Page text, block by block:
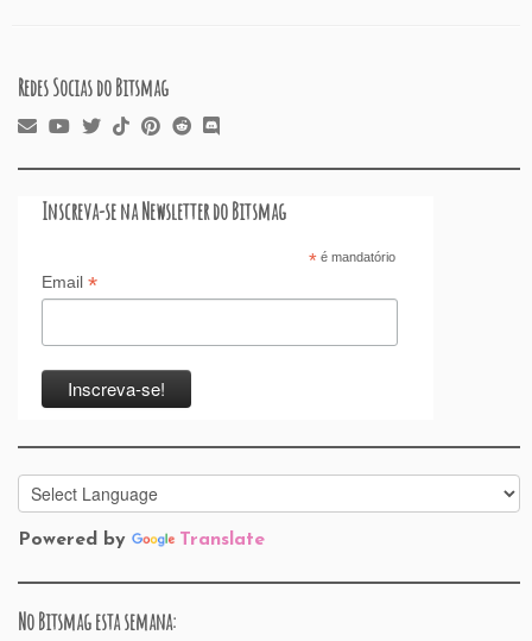
Redes Socias do Bitsmag
Inscreva-se na Newsletter do Bitsmag
*é mandatório
Email *
Powered by Translate
No Bitsmag esta semana: